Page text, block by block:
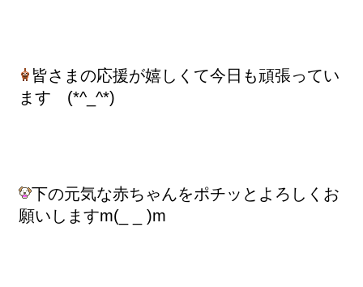
皆さまの応援が嬉しくて今日も頑張ってい
ます (*^_^*)
下の元気な赤ちゃんをポチッとよろしくお
願いしますm(_ _ )m